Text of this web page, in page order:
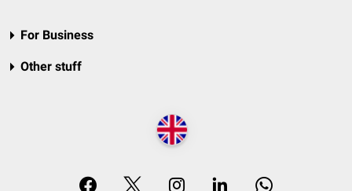
For Business
Other stuff